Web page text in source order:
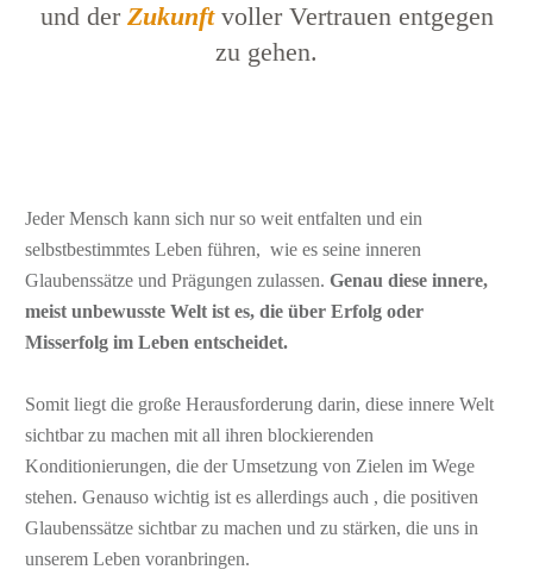
und der Zukunft voller Vertrauen entgegen
zu gehen.
Jeder Mensch kann sich nur so weit entfalten und ein
selbstbestimmtes Leben führen, wie es seine inneren
Glaubenssätze und Prägungen zulassen. Genau diese innere,
meist unbewusste Welt ist es, die über Erfolg oder
Misserfolg im Leben entscheidet.
Somit liegt die große Herausforderung darin, diese innere Welt
sichtbar zu machen mit all ihren blockierenden
Konditionierungen, die der Umsetzung von Zielen im Wege
stehen. Genauso wichtig ist es allerdings auch , die positiven
Glaubenssätze sichtbar zu machen und zu stärken, die uns in
unserem Leben voranbringen.